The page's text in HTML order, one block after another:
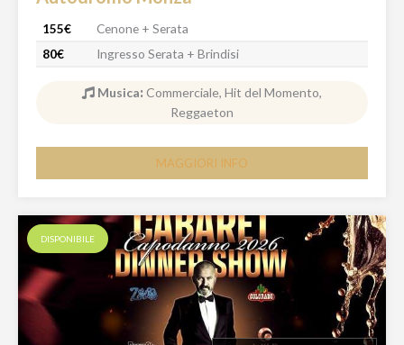
155€
Cenone + Serata
80€
Ingresso Serata + Brindisi
Musica: Commerciale, Hit del Momento,
Reggaeton
MAGGIORI INFO
DISPONIBILE